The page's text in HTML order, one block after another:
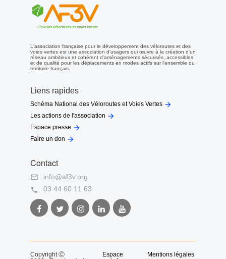
L'association française pour le développement des véloroutes et des
voies vertes est une association d'usagers qui œuvre à la création d'un
réseau ambitieux et cohérent d'aménagements sécurisés, accessibles
et de qualité pour les déplacements en modes actifs sur l'ensemble du
territoire français.
Liens rapides
Schéma National des Véloroutes et Voies Vertes 
Les actions de l'association 
Espace presse 
Faire un don 
Contact

info@af3v.org

03 44 60 11 63
Facebook
AF3V
Twitter
AF3V
Instagram
AF3V
LinkedIn
AF3V
Youtube
AF3V
Copyright Ⓒ
Espace
Mentions légales